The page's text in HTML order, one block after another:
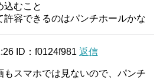
込むこと
許容できるのはパンチホールかな
ID：f0124f981 返信
もスマホでは見ないので、パンチ